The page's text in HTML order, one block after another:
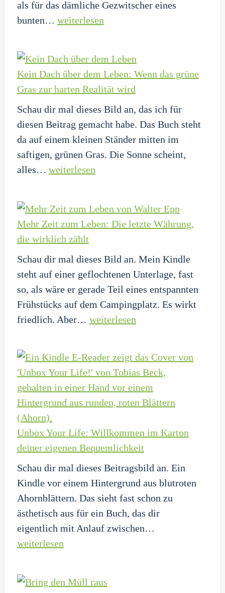
als für das dämliche Gezwitscher eines
bunten… Still:
für
alle,
die
nicht
permanent
in
die
Kamera
weiterlesen
Kein Dach über dem Leben: Wenn das grüne
Gras zur harten Realität wird
Schau dir mal dieses Bild an, das ich für
diesen Beitrag gemacht habe. Das Buch steht
da auf einem kleinen Ständer mitten im
saftigen, grünen Gras. Die Sonne scheint,
alles… Kein
dem
Leben:
Wenn
das
grüne
Gras
zur
harten
weiterlesen
Mehr Zeit zum Leben: Die letzte Währung,
die wirklich zählt
Schau dir mal dieses Bild an. Mein Kindle
steht auf einer geflochtenen Unterlage, fast
so, als wäre er gerade Teil eines entspannten
Frühstücks auf dem Campingplatz. Es wirkt
friedlich. Aber… Mehr
Leben:
Die
letzte
Währung,
wirklich
zählt
weiterlesen
Unbox Your Life: Willkommen im Karton
deiner eigenen Bequemlichkeit
Schau dir mal dieses Beitragsbild an. Ein
Kindle vor einem Hintergrund aus blutroten
Ahornblättern. Das sieht fast schon zu
ästhetisch aus für ein Buch, das dir
eigentlich mit Anlauf zwischen…
weiterlesen